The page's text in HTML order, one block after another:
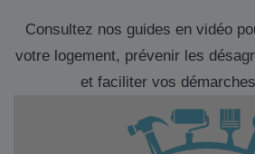
Consultez nos guides en vidéo
votre logement, prévenir les
et faciliter vos